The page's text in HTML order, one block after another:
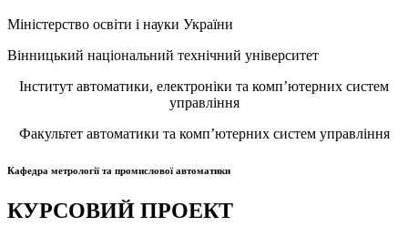
Міністерство освіти і науки України
Вінницький національний технічний університет
Інститут автоматики, електроніки та комп’ютерних систем
управління
Факультет автоматики та комп’ютерних систем управління
Кафедра метрології та промислової автоматики
КУРСОВИЙ ПРОЕКТ